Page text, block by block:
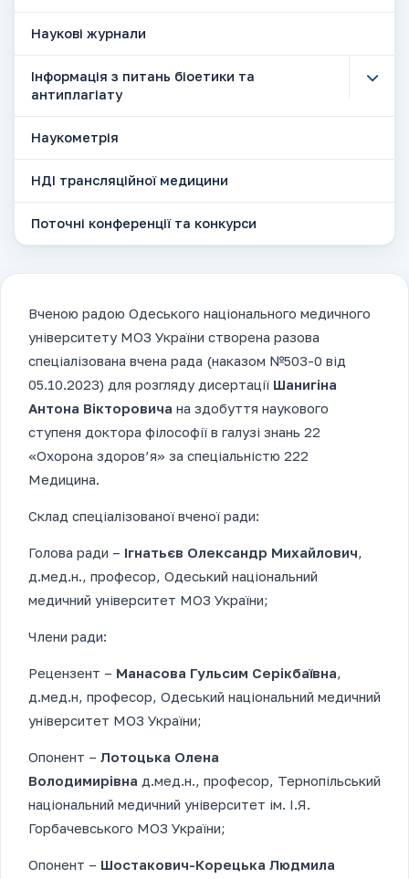
Наукові журнали
Інформація з питань біоетики та
антиплагіату
Наукометрія
НДІ трансляційної медицини
Поточні конференції та конкурси
Вченою радою Одеського національного медичного
університету МОЗ України створена разова
спеціалізована вчена рада (наказом №503-0 від
05.10.2023) для розгляду дисертації Шанигіна
Антона Вікторовича на здобуття наукового
ступеня доктора філософії в галузі знань 22
«Охорона здоров’я» за спеціальністю 222
Медицина.
Склад спеціалізованої вченої ради:
Голова ради – Ігнатьєв Олександр Михайлович,
д.мед.н., професор, Одеський національний
медичний університет МОЗ України;
Члени ради:
Рецензент – Манасова Гульсим Серікбаївна,
д.мед.н, професор, Одеський національний медичний
університет МОЗ України;
Опонент – Лотоцька Олена
Володимирівна д.мед.н., професор, Тернопільський
національний медичний університет ім. І.Я.
Горбачевського МОЗ України;
Опонент – Шостакович-Корецька Людмила